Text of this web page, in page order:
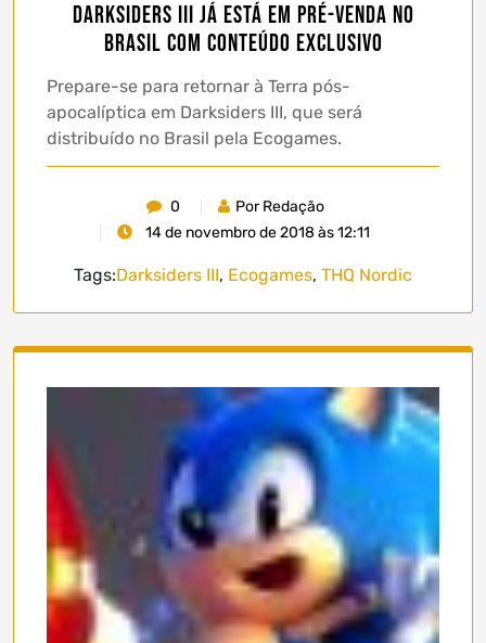
Darksiders III já está em pré-venda no
Brasil com conteúdo exclusivo
Prepare-se para retornar à Terra pós-
apocalíptica em Darksiders III, que será
distribuído no Brasil pela Ecogames.
0
Por Redação
14 de novembro de 2018 às 12:11
Tags:Darksiders III, Ecogames, THQ Nordic